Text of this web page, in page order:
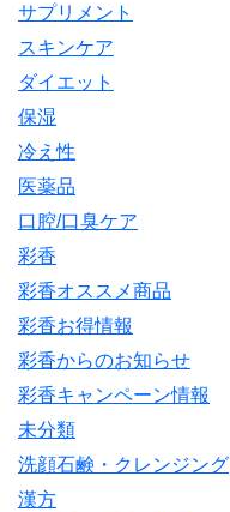
サプリメント
スキンケア
ダイエット
保湿
冷え性
医薬品
口腔/口臭ケア
彩香
彩香オススメ商品
彩香お得情報
彩香からのお知らせ
彩香キャンペーン情報
未分類
洗顔石鹸・クレンジング
漢方